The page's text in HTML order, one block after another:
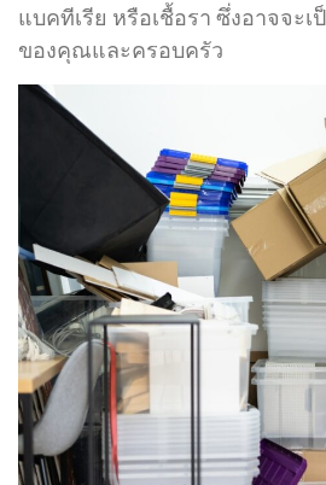
แบคทีเรีย หรือเชื้อรา ซึ่งอาจจะ
ของคุณและครอบครัว